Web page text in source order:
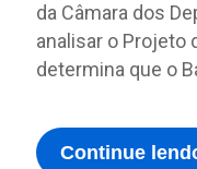
da Câmara dos
analisar o Projeto
determina que o
Continue